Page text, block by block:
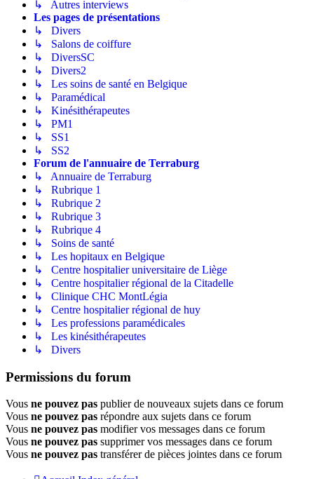
↳ Autres interviews
Les pages de présentations
↳ Divers
↳ Salons de coiffure
↳ DiversSC
↳ Divers2
↳ Les soins de santé en Belgique
↳ Paramédical
↳ Kinésithérapeutes
↳ PM1
↳ SS1
↳ SS2
Forum de l'annuaire de Terraburg
↳ Annuaire de Terraburg
↳ Rubrique 1
↳ Rubrique 2
↳ Rubrique 3
↳ Rubrique 4
↳ Soins de santé
↳ Les hopitaux en Belgique
↳ Centre hospitalier universitaire de Liège
↳ Centre hospitalier régional de la Citadelle
↳ Clinique CHC MontLégia
↳ Centre hospitalier régional de huy
↳ Les professions paramédicales
↳ Les kinésithérapeutes
↳ Divers
Permissions du forum
Vous ne pouvez pas publier de nouveaux sujets dans ce forum
Vous ne pouvez pas répondre aux sujets dans ce forum
Vous ne pouvez pas modifier vos messages dans ce forum
Vous ne pouvez pas supprimer vos messages dans ce forum
Vous ne pouvez pas transférer de pièces jointes dans ce forum